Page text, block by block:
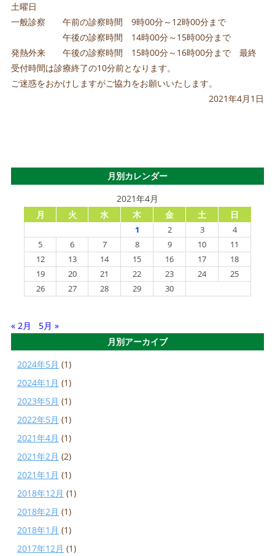
土曜日
一般診察 午前の診察時間 9時00分～12時00分まで
午後の診察時間 14時00分～15時00分まで
発熱外来 午後の診察時間 15時00分～16時00分まで 最終
受付時間は診療終了の10分前となります。
ご迷惑をおかけしますがご協力をお願いいたします。
2021年4月1日
月別カレンダー
2021年4月
月
火 水 木 金 土 日
1 2 3
4
5
6 7 8 9 10
11
12
13 14 15 16 17
18
19
20 21 22 23 24
25
26
27 28 29 30
« 2月
5月 »
月別アーカイブ
2024年5月 (1)
2024年1月 (1)
2023年5月 (1)
2022年5月 (1)
2021年4月 (1)
2021年2月 (2)
2021年1月 (1)
2018年12月 (1)
2018年2月 (1)
2018年1月 (1)
2017年12月 (1)